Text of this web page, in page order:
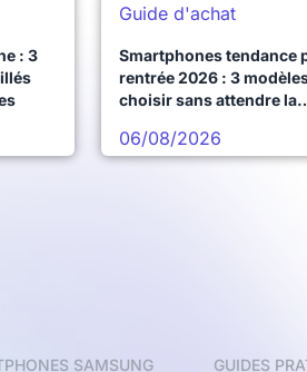
: 3
Guide d'achat
Smartphones tendance
rentrée 2026 : 3
choisir sans attendre la
06/08/2026
SAMSUNG GUIDES